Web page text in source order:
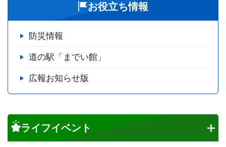
お役立ち情報
防災情報
道の駅「までい館」
広報お知らせ版
ライフイベント